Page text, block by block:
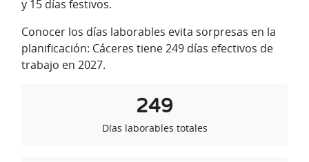
y 15 días festivos.
Conocer los días laborables evita sorpresas en la
planificación: Cáceres tiene 249 días efectivos de
trabajo en 2027.
249
Días laborables totales